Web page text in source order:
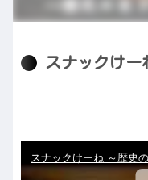
スナックけー